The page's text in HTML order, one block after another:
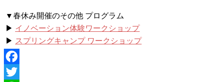
▼春休み開催のその他 プログラム
▶ イノベーション体験ワークショップ
▶ スプリングキャンプ ワークショップ
Facebook